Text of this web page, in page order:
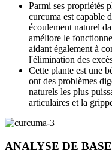
Parmi ses propriétés
curcuma est capable
écoulement naturel
améliore le
aidant également à
l'élimination des
Cette plante est une
ont des problèmes
naturels les plus
articulaires et la
ANALYSE DE BASE